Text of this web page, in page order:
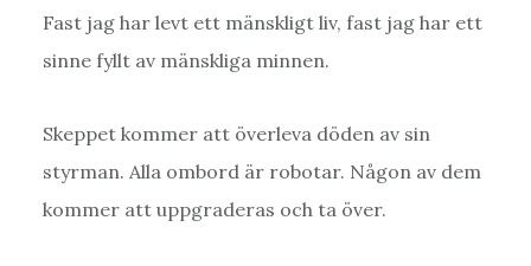
Fast jag har levt ett mänskligt liv, fast jag har ett
sinne fyllt av mänskliga minnen.
Skeppet kommer att överleva döden av sin
styrman. Alla ombord är robotar. Någon av dem
kommer att uppgraderas och ta över.